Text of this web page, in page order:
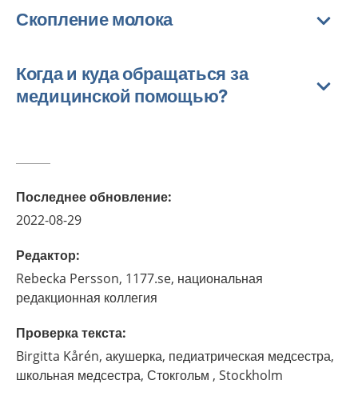
Скопление молока
Когда и куда обращаться за
медицинской помощью?
Последнее обновление:
2022-08-29
Редактор:
Rebecka Persson, 1177.se, национальная
редакционная коллегия
Проверка текста:
Birgitta Kårén, акушерка, педиатрическая медсестра,
школьная медсестра, Стокгольм , Stockholm